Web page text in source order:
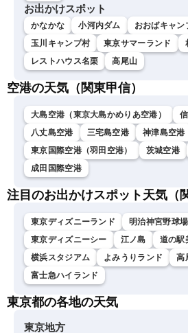
お出かけスポット
かなかな 小河内ダム おおばキャン
玉川キャンプ村
東京サマーランド
レストハウス名栗
高尾山
空港の天気（関東甲信）
大島空港（東京大島かめりあ空港）
八丈島空港
三宅島空港 神津島空港
東京国際空港（羽田空港）
茨城空港
成田国際空港
注目のお出かけスポット天気（
東京ディズニーランド 明治神宮野球場
東京ディズニーシー
江ノ島
道の駅
横浜スタジアム
よみうりランド
高
富士急ハイランド
東京都の各地の天気
東京地方